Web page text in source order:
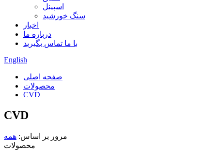
اسپینل
سنگ خورشید
اخبار
درباره ما
با ما تماس بگیرید
English
صفحه اصلی
محصولات
CVD
CVD
مرور بر اساس: همه
محصولات